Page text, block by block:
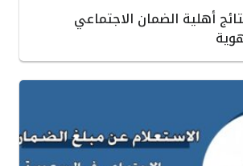
أهلية الضمان الاجتماعي